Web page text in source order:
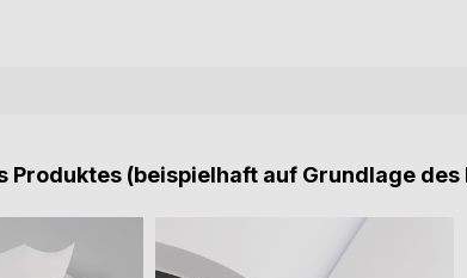
Produktes (beispielhaft auf Grundlage